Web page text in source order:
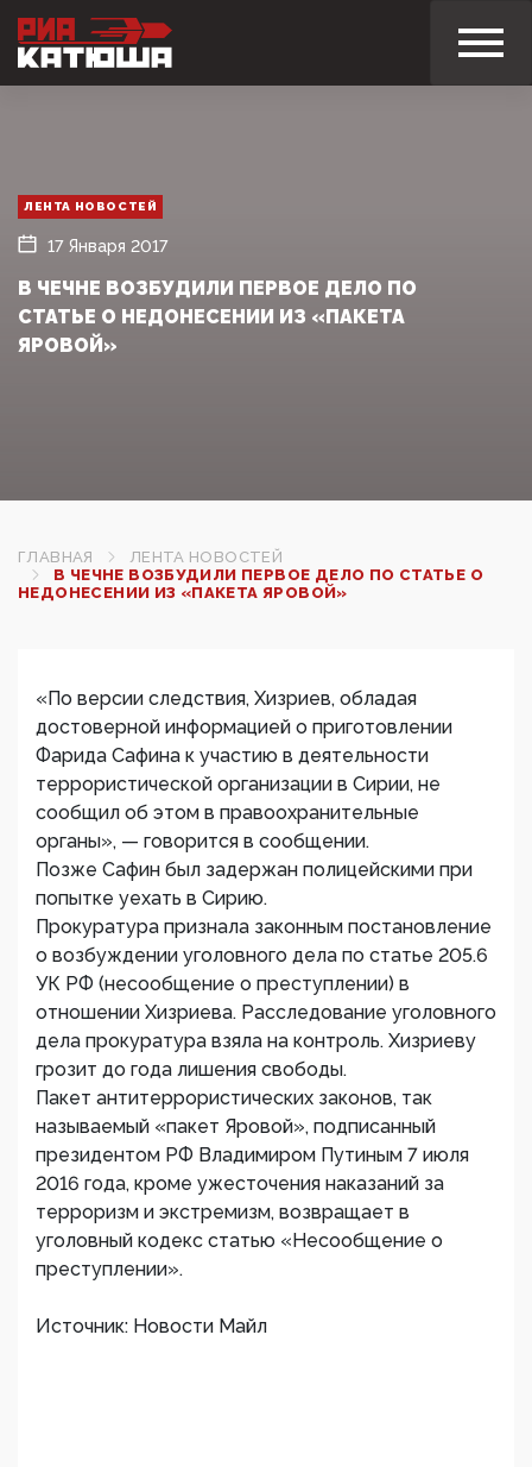
ЛЕНТА НОВОСТЕЙ
17 Января 2017
В ЧЕЧНЕ ВОЗБУДИЛИ ПЕРВОЕ ДЕЛО ПО
СТАТЬЕ О НЕДОНЕСЕНИИ ИЗ «ПАКЕТА
ЯРОВОЙ»
ГЛАВНАЯ
ЛЕНТА НОВОСТЕЙ
В ЧЕЧНЕ ВОЗБУДИЛИ ПЕРВОЕ ДЕЛО ПО СТАТЬЕ О
НЕДОНЕСЕНИИ ИЗ «ПАКЕТА ЯРОВОЙ»
«По версии следствия, Хизриев, обладая
достоверной информацией о приготовлении
Фарида Сафина к участию в деятельности
террористической организации в Сирии, не
сообщил об этом в правоохранительные
органы», — говорится в сообщении.
Позже Сафин был задержан полицейскими при
попытке уехать в Сирию.
Прокуратура признала законным постановление
о возбуждении уголовного дела по статье 205.6
УК РФ (несообщение о преступлении) в
отношении Хизриева. Расследование уголовного
дела прокуратура взяла на контроль. Хизриеву
грозит до года лишения свободы.
Пакет антитеррористических законов, так
называемый «пакет Яровой», подписанный
президентом РФ Владимиром Путиным 7 июля
2016 года, кроме ужесточения наказаний за
терроризм и экстремизм, возвращает в
уголовный кодекс статью «Несообщение о
преступлении».
Источник: Новости Майл